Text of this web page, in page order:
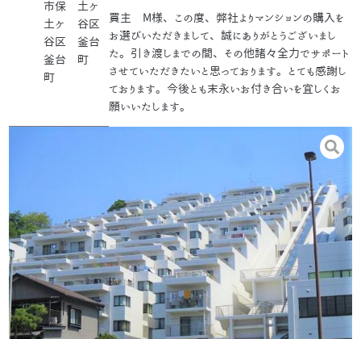
市保
土ケ
谷区
釜台
町
土ケ
谷区
釜台
町
買主 M様、この度、弊社よりマンションの購入を
お選びいただきまして、誠にありがとうございまし
た。引き渡しまでの間、その他諸々全力でサポート
させていただきたいと思っております。とても感謝し
ております。今後とも末永いお付き合いを宜しくお
願いいたします。